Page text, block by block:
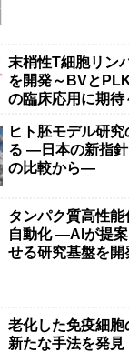
末梢性T細胞リン
を開発～BVと
の臨床応用に期待
ヒト胚モデル研
る ―日本の新指
の比較から―
タンパク質高性
自動化 ―AIが提
せる研究基盤を
老化した免疫細
新たな手法を発